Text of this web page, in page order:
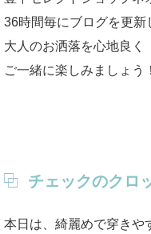
36時間毎にブログを更新
大人のお洒落を心地良く
ご一緒に楽しみましょう
チェックのクロ
本日は、綺麗めで穿きや